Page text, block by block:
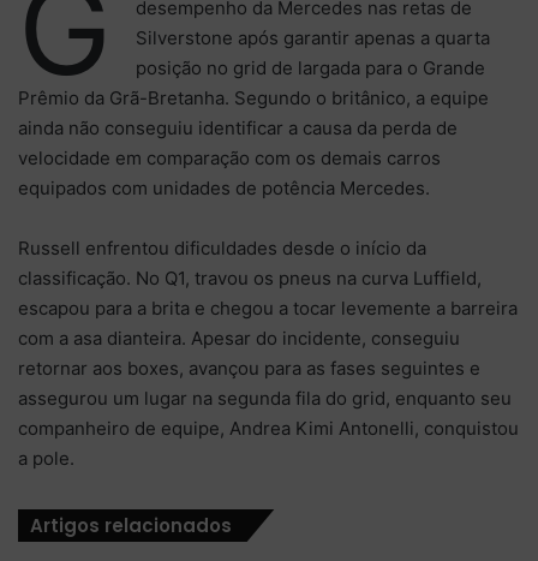
desempenho da Mercedes nas retas de
Silverstone após garantir apenas a quarta
posição no grid de largada para o Grande
Prêmio da Grã-Bretanha. Segundo o britânico, a equipe
ainda não conseguiu identificar a causa da perda de
velocidade em comparação com os demais carros
equipados com unidades de potência Mercedes.
Russell enfrentou dificuldades desde o início da
classificação. No Q1, travou os pneus na curva Luffield,
escapou para a brita e chegou a tocar levemente a barreira
com a asa dianteira. Apesar do incidente, conseguiu
retornar aos boxes, avançou para as fases seguintes e
assegurou um lugar na segunda fila do grid, enquanto seu
companheiro de equipe, Andrea Kimi Antonelli, conquistou
a pole.
Artigos relacionados